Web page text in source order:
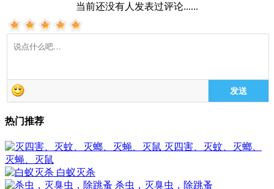
当前还没有人发表过评论......
发送
热门推荐
灭四害、灭蚊、灭螂、
灭蝇、灭鼠
白蚁灭杀
杀虫，灭臭虫，除跳蚤